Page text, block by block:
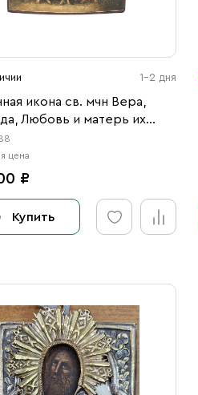
1-2 дня
икона св. мчн Вера,
Любовь и матерь их
век
цена
₽
Купить